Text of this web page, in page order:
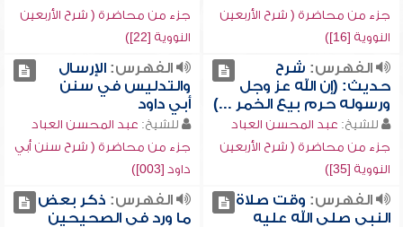
جزء من محاضرة ( شرح الأربعين
النووية [16])
جزء من محاضرة ( شرح الأربعين
النووية [22])
الفهرس: شرح
حديث: (إن الله عز وجل
ورسوله حرم بيع الخمر ...)
للشيخ: عبد المحسن العباد
جزء من محاضرة ( شرح الأربعين
النووية [35])
الفهرس:الإرسال
والتدليس في سنن
أبي داود
للشيخ: عبد المحسن العباد
جزء من محاضرة ( شرح سنن أبي
داود [003])
الفهرس: وقت صلاة
النبي صلى الله عليه
الفهرس: ذكر بعض
ما ورد في الصحيحين